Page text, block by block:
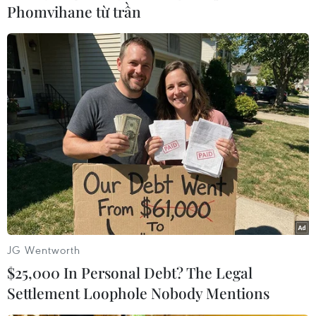
#Bolivia #Dầu khí #Repsol #Total
#Dầu thô
#Ngoại tệ
Phomvihane từ trần
JG Wentworth
$25,000 In Personal Debt? The Legal
Settlement Loophole Nobody Mentions